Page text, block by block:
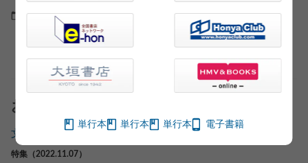
2010.07.20 インタビュー・対談
おすすめ記事
文春文庫部「文春文庫秋のミステリーフェア」
特集（2022.11.07）
単行本 単行本 単行本 電子書籍